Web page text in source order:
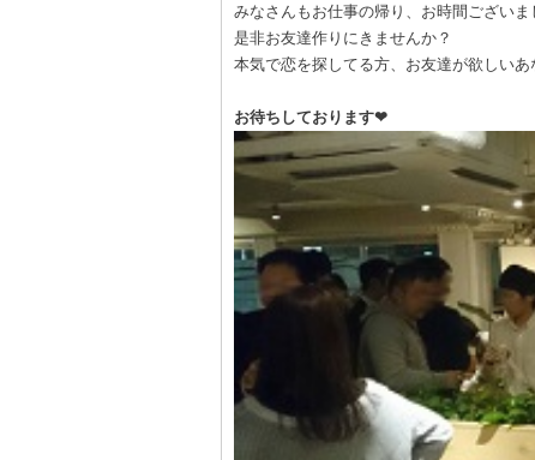
みなさんもお仕事の帰り、お時間ございま
是非お友達作りにきませんか？
本気で恋を探してる方、お友達が欲しいあ
お待ちしております❤